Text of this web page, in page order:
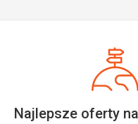
Najlepsze oferty